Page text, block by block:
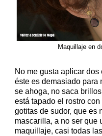
Maquillaje en
No me gusta aplicar
éste es demasiado para
se ahoga, no saca
está tapado el rostro
gotitas de sudor, que es
mascarilla, a no ser que
maquillaje, casi todas